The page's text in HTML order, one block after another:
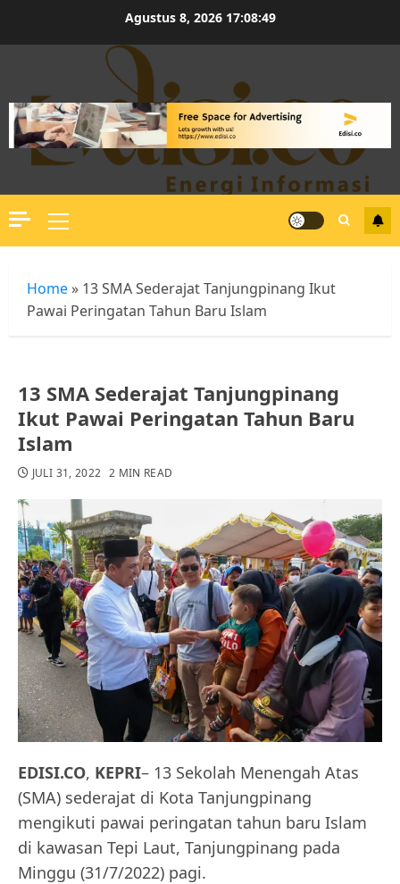
Agustus 8, 2026 17:08:49
Primary
Menu
Home » 13 SMA Sederajat Tanjungpinang Ikut
Pawai Peringatan Tahun Baru Islam
13 SMA Sederajat Tanjungpinang
Ikut Pawai Peringatan Tahun Baru
Islam
JULI 31, 2022 2 MIN READ
EDISI.CO, KEPRI– 13 Sekolah Menengah Atas
(SMA) sederajat di Kota Tanjungpinang
mengikuti pawai peringatan tahun baru Islam
di kawasan Tepi Laut, Tanjungpinang pada
Minggu (31/7/2022) pagi.